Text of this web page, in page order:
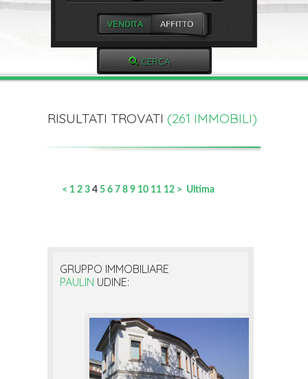
RISULTATI TROVATI (261 IMMOBILI)
< 1 2 3 4 5 6 7 8 9 10 11 12 > Ultima
GRUPPO IMMOBILIARE
PAULIN UDINE: